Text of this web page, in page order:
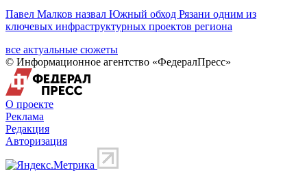
Павел Малков назвал Южный обход Рязани одним из
ключевых инфраструктурных проектов региона
все актуальные сюжеты
© Информационное агентство «ФедералПресс»
О проекте
Реклама
Редакция
Авторизация